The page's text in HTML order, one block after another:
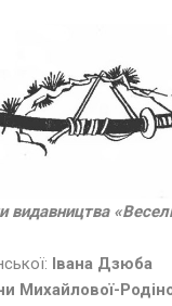
видавництва
Івана Дзюба
Михайлової-